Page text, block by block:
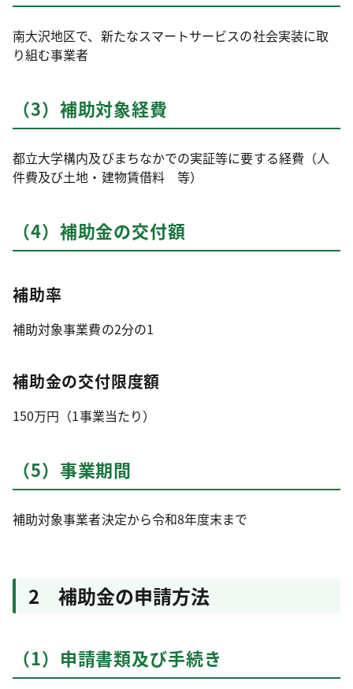
南大沢地区で、新たなスマートサービスの社会実装に取
り組む事業者
（3）補助対象経費
都立大学構内及びまちなかでの実証等に要する経費（人
件費及び土地・建物賃借料 等）
（4）補助金の交付額
補助率
補助対象事業費の2分の1
補助金の交付限度額
150万円（1事業当たり）
（5）事業期間
補助対象事業者決定から令和8年度末まで
2 補助金の申請方法
（1）申請書類及び手続き